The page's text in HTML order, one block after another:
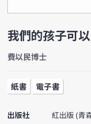
我們的孩子可
費以民博士
紙書 電子書
出版社
紅出版 (青